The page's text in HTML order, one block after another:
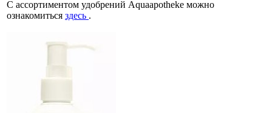
С ассортиментом удобрений Aquaapotheke можно
ознакомиться здесь .